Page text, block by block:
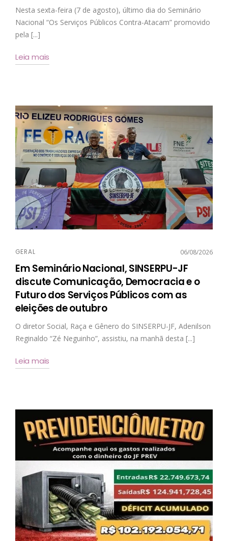
Nesta sexta-feira (7 de agosto), último dia do Seminário
Nacional “Os Serviços Públicos Contra-Atacam” promovido
pela [...]
Leia mais
GERAL 06/08/2026
Em Seminário Nacional, SINSERPU-JF
discute Comunicação, Democracia e o
Futuro dos Serviços Públicos com as
eleições de outubro
O diretor Social, Raça e Gênero do SINSERPU-JF, Adenilson
Reginaldo “Zé Neguinho”, assistiu, na manhã desta [...]
Leia mais